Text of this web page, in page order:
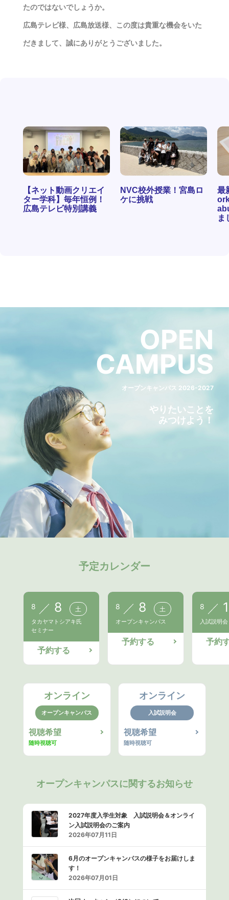
たのではないでしょうか。
広島テレビ様、広島放送様、この度は貴重な機会をいた
だきまして、誠にありがとうございました。
【ネット動画クリエイ
ター学科】毎年恒例！
広島テレビ特別講義
NVC校外授業！宮島ロ
ケに挑戦
最
ま
OPEN
CAMPUS
オープンキャンパス 2026-2027
やりたいことを
みつけよう！
予定カレンダー
8 8 土
タカヤマトシアキ氏
セミナー
予約する
8 8 土
オープンキャンパス
予約する
8
入試説明会
予約
オンライン
オープンキャンパス
視聴希望
随時視聴可
オンライン
入試説明会
視聴希望
随時視聴可
オープンキャンパスに関するお知らせ
2027年度入学生対象 入試説明会＆オンライ
ン入試説明会のご案内
2026年07月11日
6月のオープンキャンパスの様子をお届けしま
す！
2026年07月01日